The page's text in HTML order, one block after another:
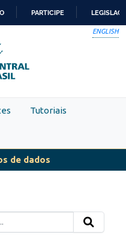
PARTICIPE
ENGLISH
Tutoriais
de dados